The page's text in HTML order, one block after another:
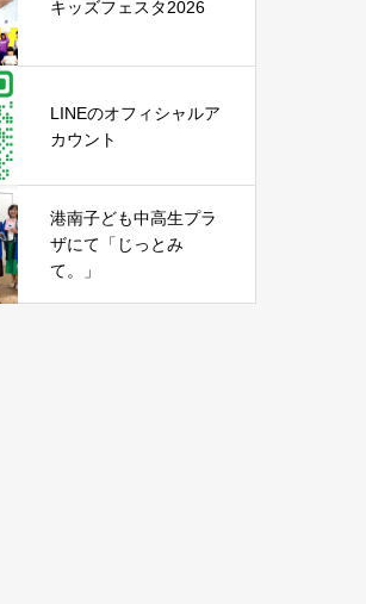
キッズフェスタ2026
LINEのオフィシャルア
カウント
港南子ども中高生プラ
ザにて「じっとみ
て。」